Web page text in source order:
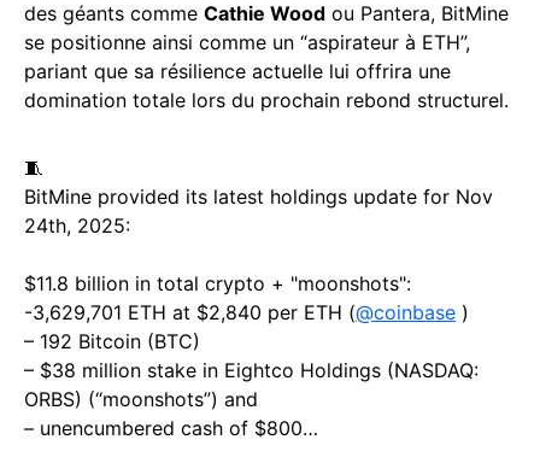
des géants comme Cathie Wood ou Pantera, BitMine
se positionne ainsi comme un “aspirateur à ETH”,
pariant que sa résilience actuelle lui offrira une
domination totale lors du prochain rebond structurel.
🧵
BitMine provided its latest holdings update for Nov
24th, 2025:
$11.8 billion in total crypto + "moonshots":
-3,629,701 ETH at $2,840 per ETH (@coinbase )
– 192 Bitcoin (BTC)
– $38 million stake in Eightco Holdings (NASDAQ:
ORBS) (“moonshots”) and
– unencumbered cash of $800…